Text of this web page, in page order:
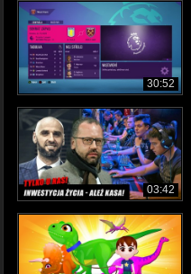
30:52
03:42